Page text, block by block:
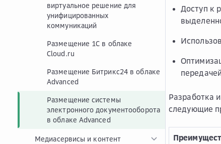
виртуальное решение для
унифицированных
коммуникаций
Размещение 1С в облаке
Cloud.ru
Размещение Битрикс24 в облаке
Advanced
Размещение системы
электронного документооборота
в облаке Advanced
Медиасервисы и контент
Доступ к
Разработка
следующие